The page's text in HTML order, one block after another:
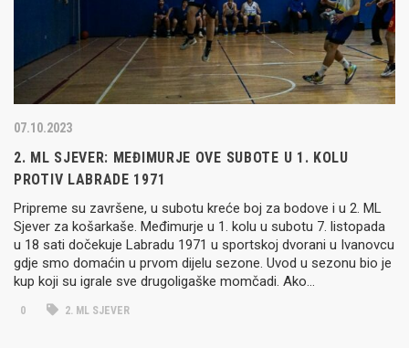
07.10.2023
2. ML SJEVER: MEĐIMURJE OVE SUBOTE U 1. KOLU
PROTIV LABRADE 1971
Pripreme su završene, u subotu kreće boj za bodove i u 2. ML
Sjever za košarkaše. Međimurje u 1. kolu u subotu 7. listopada
u 18 sati dočekuje Labradu 1971 u sportskoj dvorani u Ivanovcu
gdje smo domaćin u prvom dijelu sezone. Uvod u sezonu bio je
kup koji su igrale sve drugoligaške momčadi. Ako…
0 2. ML SJEVER